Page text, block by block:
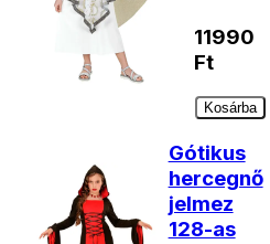
11990
Ft
Kosárba
Gótikus
hercegnő
jelmez
128-as